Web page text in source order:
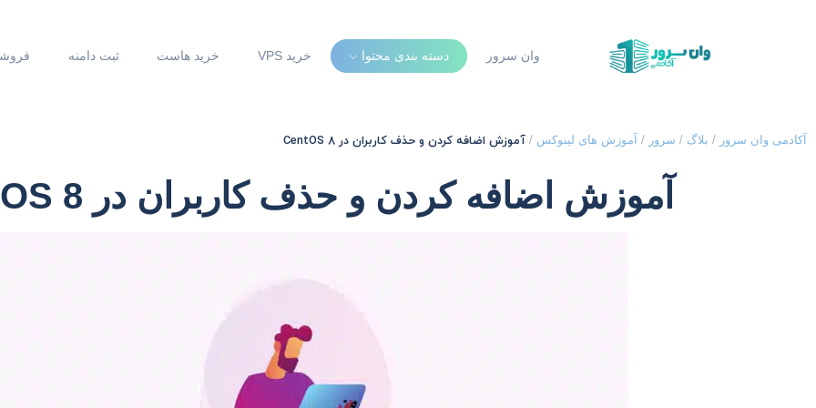
وان سرور دسته بندی محتوا خرید VPS خرید هاست ثبت دامنه
آکادمی وان سرور / بلاگ / سرور / آموزش های لینوکس / آموزش اضافه کردن و حذف کاربران در CentOS 8
آموزش اضافه کردن و حذف کاربران در CentOS 8